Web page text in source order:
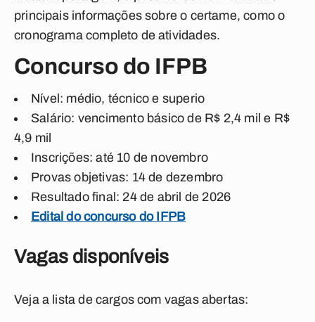
principais informações sobre o certame, como o
cronograma completo de atividades.
Concurso do IFPB
Nível: médio, técnico e superio
Salário: vencimento básico de R$ 2,4 mil e R$
4,9 mil
Inscrições: até 10 de novembro
Provas objetivas: 14 de dezembro
Resultado final: 24 de abril de 2026
Edital do concurso do IFPB
Vagas disponíveis
Veja a lista de cargos com vagas abertas: